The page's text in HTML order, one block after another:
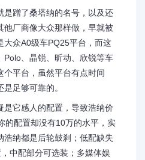
是蹭了桑塔纳的名号，以及还
他厂商像大众那样做，早就被
大众A0级车PQ25平台，而这
Polo、晶锐、昕动、欣锐等车
个平台，虽然平台有点时间
足够可靠的。
是它感人的配置，导致浩纳价
的配置却没有10万的水平，实
浩纳都是后轮鼓刹；低配缺失
中配部分可选装；多媒体娱